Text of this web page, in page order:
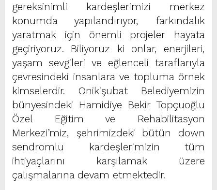
gereksinimli kardeşlerimizi merkez
konumda yapılandırıyor, farkındalık
yaratmak için önemli projeler hayata
geçiriyoruz. Biliyoruz ki onlar, enerjileri,
yaşam sevgileri ve eğlenceli taraflarıyla
çevresindeki insanlara ve topluma örnek
kimselerdir. Onikişubat Belediyemizin
bünyesindeki Hamidiye Bekir Topçuoğlu
Özel Eğitim ve Rehabilitasyon
Merkezi’miz, şehrimizdeki bütün down
sendromlu kardeşlerimizin tüm
ihtiyaçlarını karşılamak üzere
çalışmalarına devam etmektedir.